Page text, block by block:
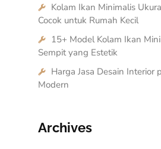
Kolam Ikan Minimalis
Cocok untuk Rumah Kecil
15+ Model Kolam Ikan
Sempit yang Estetik
Harga Jasa Desain Interior
Modern
Archives